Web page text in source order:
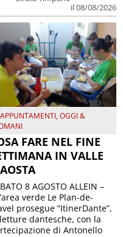
il 08/08/2026
APPUNTAMENTI,OGGI &
FARE NEL FINE
IN VALLE
8 AGOSTO ALLEIN –
verde Le Plan-de-
prosegue “ItinerDante”,
dantesche, con la
di Antonello